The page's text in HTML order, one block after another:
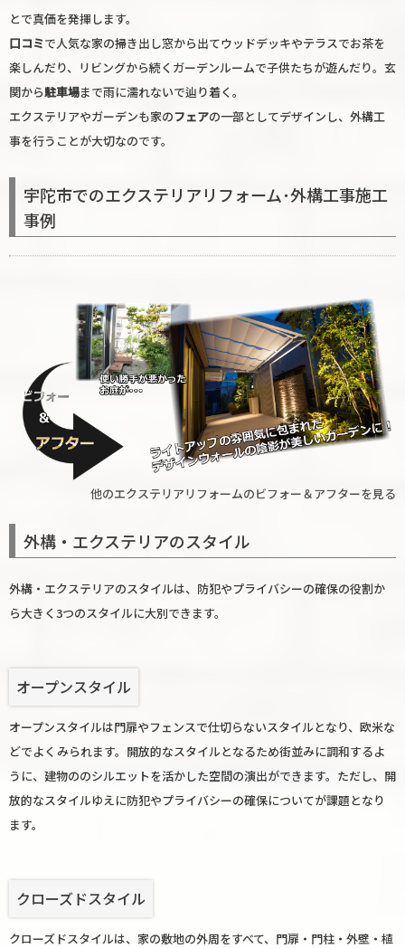
とで真価を発揮します。
口コミで人気な家の掃き出し窓から出てウッドデッキやテラスでお茶を
楽しんだり、リビングから続くガーデンルームで子供たちが遊んだり。玄
関から駐車場まで雨に濡れないで辿り着く。
エクステリアやガーデンも家のフェアの一部としてデザインし、外構工
事を行うことが大切なのです。
宇陀市でのエクステリアリフォーム･外構工事施工
事例
他のエクステリアリフォームのビフォー＆アフターを見る
外構・エクステリアのスタイル
外構・エクステリアのスタイルは、防犯やプライバシーの確保の役割か
ら大きく3つのスタイルに大別できます。
オープンスタイル
オープンスタイルは門扉やフェンスで仕切らないスタイルとなり、欧米な
どでよくみられます。開放的なスタイルとなるため街並みに調和するよ
うに、建物ののシルエットを活かした空間の演出ができます。ただし、開
放的なスタイルゆえに防犯やプライバシーの確保についてが課題となり
ます。
クローズドスタイル
クローズドスタイルは、家の敷地の外周をすべて、門扉・門柱・外壁・植